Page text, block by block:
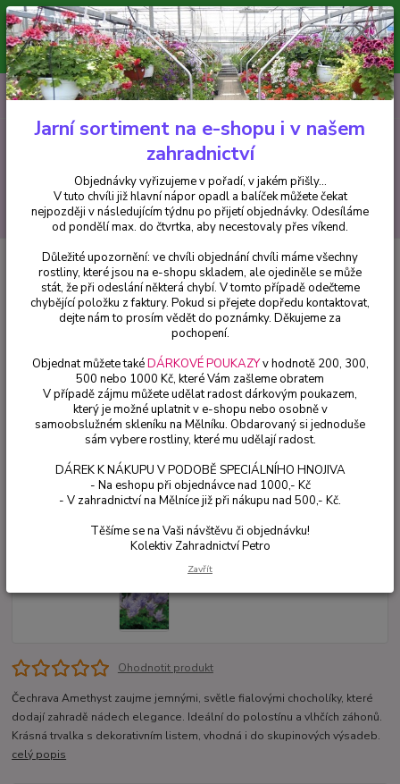
Minimální hodnota pro odeslání z e-shopu je 300 Kč.
V tuto chvíli již hlavní nápor objednávek opadl a balíček můžete čekat
nejpozději v následujícím týdnu po přijetí objednávky. Objednávky
vyřizujeme v pořadí, v jakém přišly...
CZK
Hledat
+420 602 223 614 0ks
za0 Kč
Trvalky Astilbe Arendsii Amethyst Čechrava - 1 ks
Astilbe Arendsii Amethyst
Čechrava - 1 ks
Ohodnotit produkt
Čechrava Amethyst zaujme jemnými, světle fialovými chocholíky, které
dodají zahradě nádech elegance. Ideální do polostínu a vlhčích záhonů.
Krásná trvalka s dekorativním listem, vhodná i do skupinových výsadeb.
celý popis
Jarní sortiment na e-shopu i v našem
zahradnictví
Objednávky vyřizujeme v pořadí, v jakém přišly...
V tuto chvíli již hlavní nápor opadl a balíček můžete čekat
nejpozději v následujícím týdnu po přijetí objednávky. Odesíláme
od pondělí max. do čtvrtka, aby necestovaly přes víkend.
Důležité upozornění: ve chvíli objednání chvíli máme všechny
rostliny, které jsou na e-shopu skladem, ale ojediněle se může
stát, že při odeslání některá chybí. V tomto případě odečteme
chybějící položku z faktury. Pokud si přejete dopředu kontaktovat,
dejte nám to prosím vědět do poznámky. Děkujeme za
pochopení.
Objednat můžete takéDÁRKOVÉ POUKAZYv hodnotě 200, 300,
500 nebo 1000 Kč, které Vám zašleme obratem
V případě zájmu můžete udělat radost dárkovým poukazem,
který je možné uplatnit v e-shopu nebo osobně v
samoobslužném skleníku na Mělníku. Obdarovaný si jednoduše
sám vybere rostliny, které mu udělají radost.
DÁREK K NÁKUPU V PODOBĚ SPECIÁLNÍHO HNOJIVA
- Na eshopu při objednávce nad 1000,- Kč
- V zahradnictví na Mělníce již při nákupu nad 500,- Kč.
Těšíme se na Vaši návštěvu či objednávku!
Kolektiv Zahradnictví Petro
Zavřít